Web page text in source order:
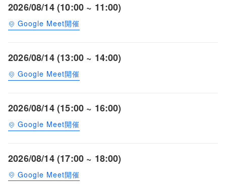
2026/08/14 (10:00 ~ 11:00)
Google Meet開催
2026/08/14 (13:00 ~ 14:00)
Google Meet開催
2026/08/14 (15:00 ~ 16:00)
Google Meet開催
2026/08/14 (17:00 ~ 18:00)
Google Meet開催